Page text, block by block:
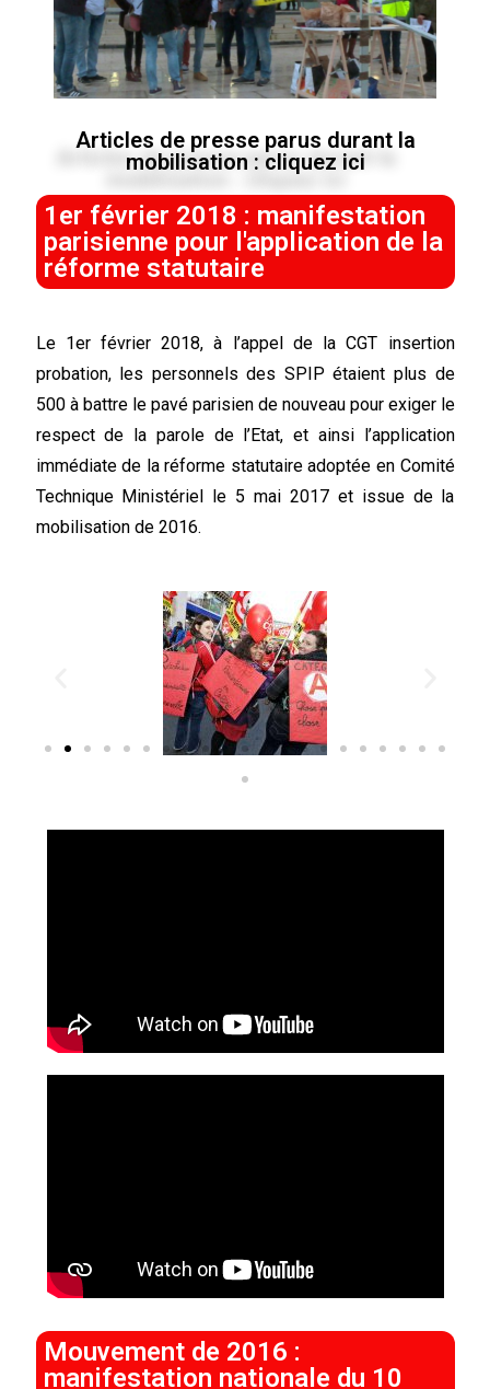
Articles de presse parus durant la
mobilisation : cliquez ici
1er février 2018 : manifestation
parisienne pour l'application de la
réforme statutaire
Le 1er février 2018, à l’appel de la CGT insertion
probation, les personnels des SPIP étaient plus de
500 à battre le pavé parisien de nouveau pour exiger le
respect de la parole de l’Etat, et ainsi l’application
immédiate de la réforme statutaire adoptée en Comité
Technique Ministériel le 5 mai 2017 et issue de la
mobilisation de 2016.
Mouvement de 2016 :
manifestation nationale du 10